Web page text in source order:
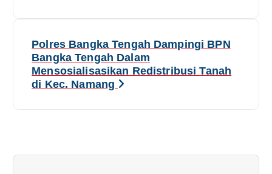
p
Polres Bangka Tengah Dampingi BPN
Bangka Tengah Dalam
Mensosialisasikan Redistribusi Tanah
di Kec. Namang